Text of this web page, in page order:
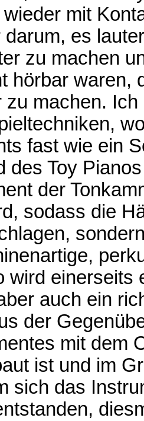
mit
es
zu machen
hörbar waren,
zu machen.
fast wie ein
des Toy
der
sodass die
wird einerseits
auch ein
der
mit dem
ist und im
sich das